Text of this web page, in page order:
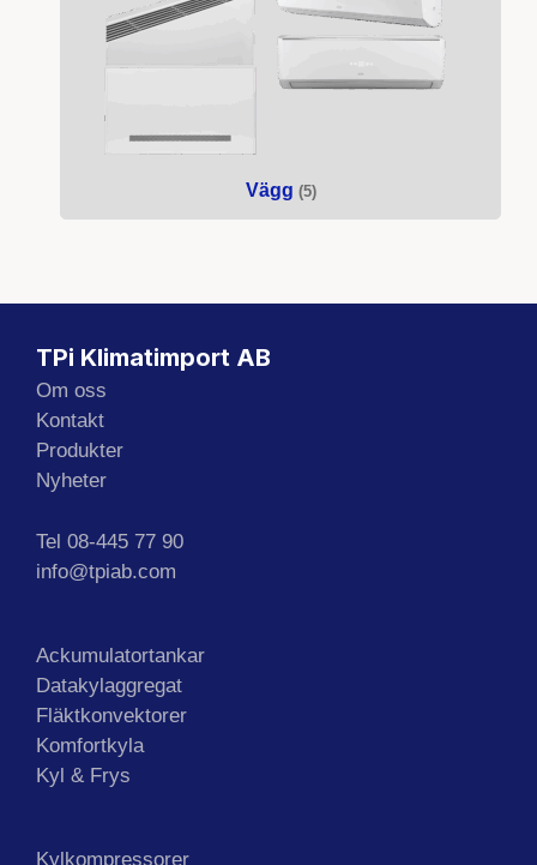
Vägg (5)
TPi Klimatimport AB
Om oss
Kontakt
Produkter
Nyheter
Tel 08-445 77 90
info@tpiab.com
Ackumulatortankar
Datakylaggregat
Fläktkonvektorer
Komfortkyla
Kyl & Frys
Kylkompressorer